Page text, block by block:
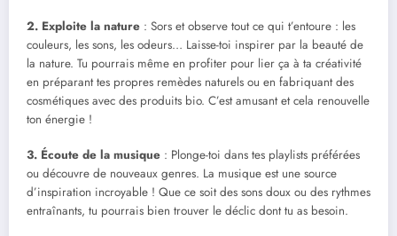
2. Exploite la nature : Sors et observe tout ce qui t’entoure : les
couleurs, les sons, les odeurs… Laisse-toi inspirer par la beauté de
la nature. Tu pourrais même en profiter pour lier ça à ta créativité
en préparant tes propres remèdes naturels ou en fabriquant des
cosmétiques avec des produits bio. C’est amusant et cela renouvelle
ton énergie !
3. Écoute de la musique : Plonge-toi dans tes playlists préférées
ou découvre de nouveaux genres. La musique est une source
d’inspiration incroyable ! Que ce soit des sons doux ou des rythmes
entraînants, tu pourrais bien trouver le déclic dont tu as besoin.